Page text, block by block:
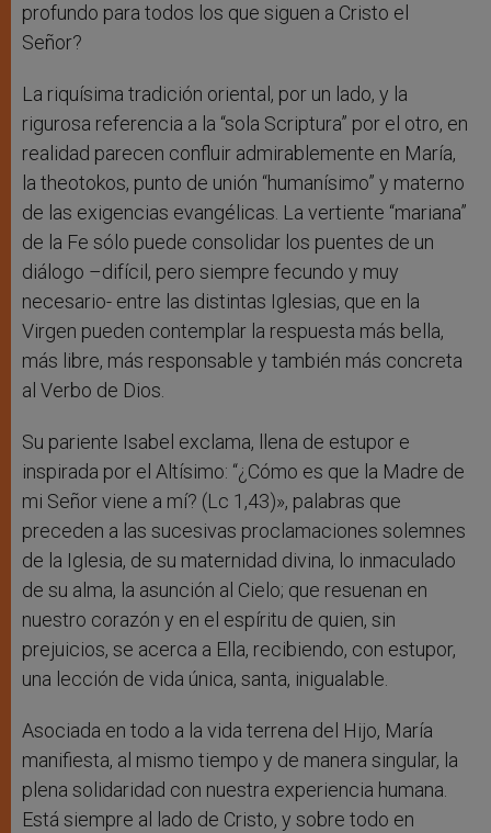
profundo para todos los que siguen a Cristo el
Señor?
La riquísima tradición oriental, por un lado, y la
rigurosa referencia a la “sola Scriptura” por el otro, en
realidad parecen confluir admirablemente en María,
la theotokos, punto de unión “humanísimo” y materno
de las exigencias evangélicas. La vertiente “mariana”
de la Fe sólo puede consolidar los puentes de un
diálogo –difícil, pero siempre fecundo y muy
necesario- entre las distintas Iglesias, que en la
Virgen pueden contemplar la respuesta más bella,
más libre, más responsable y también más concreta
al Verbo de Dios.
Su pariente Isabel exclama, llena de estupor e
inspirada por el Altísimo: “¿Cómo es que la Madre de
mi Señor viene a mí? (Lc 1,43)», palabras que
preceden a las sucesivas proclamaciones solemnes
de la Iglesia, de su maternidad divina, lo inmaculado
de su alma, la asunción al Cielo; que resuenan en
nuestro corazón y en el espíritu de quien, sin
prejuicios, se acerca a Ella, recibiendo, con estupor,
una lección de vida única, santa, inigualable.
Asociada en todo a la vida terrena del Hijo, María
manifiesta, al mismo tiempo y de manera singular, la
plena solidaridad con nuestra experiencia humana.
Está siempre al lado de Cristo, y sobre todo en